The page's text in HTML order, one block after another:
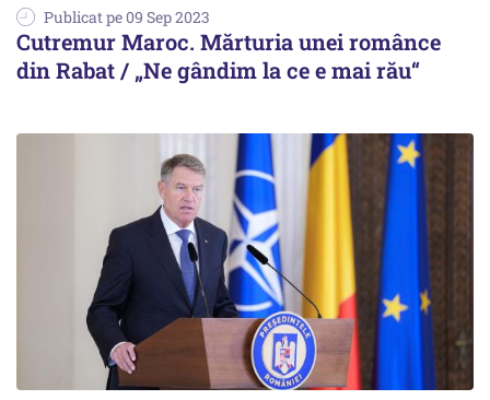
Publicat pe 09 Sep 2023
Cutremur Maroc. Mărturia unei românce
din Rabat / „Ne gândim la ce e mai rău“